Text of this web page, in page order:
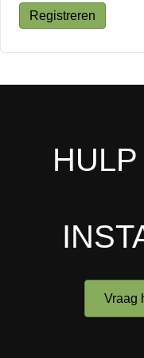
Registreren
Vraag